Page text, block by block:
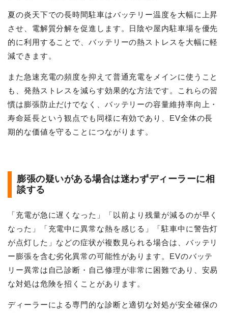
夏の炎天下での長時間駐車はバッテリー温度を大幅に上昇
させ、電解質分解を促進します。日陰や屋内駐車場を優先
的に利用することで、バッテリーの熱ストレスを大幅に軽
減できます。
また急速充電の頻度を抑えて普通充電をメインに使うこと
も、発熱ストレスを減らす効果的な方法です。これらの習
慣は膨張防止だけでなく、バッテリーの容量維持率向上・
寿命延長という観点でも同様に有効であり、EV全体の長
期的な価値を守ることにつながります。
膨張の疑いがある場合は迷わずディーラーに相
談する
「充電が急に遅くなった」「以前より残量が減るのが早く
なった」「充電中に異常な熱を感じる」「駐車中に警告灯
が点灯した」などの症状が複数見られる場合は、バッテリ
ー膨張を含む劣化異常の可能性があります。EVのバッテ
リー異常は自己診断・自己修理が非常に困難であり、安易
な対処は危険を招くことがあります。
ディーラーによる専門的な診断と適切な対処が安全確保の